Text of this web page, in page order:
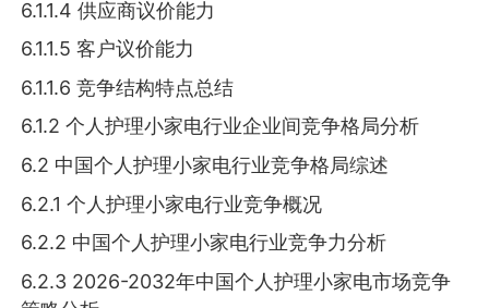
6.1.1.4 供应商议价能力
6.1.1.5 客户议价能力
6.1.1.6 竞争结构特点总结
6.1.2 个人护理小家电行业企业间竞争格局分析
6.2 中国个人护理小家电行业竞争格局综述
6.2.1 个人护理小家电行业竞争概况
6.2.2 中国个人护理小家电行业竞争力分析
6.2.3 2026-2032年中国个人护理小家电市场竞争